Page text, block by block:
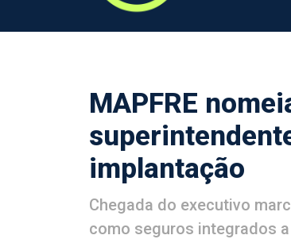
MAPFRE
implantação
Chegada do executivo
como seguros integrados